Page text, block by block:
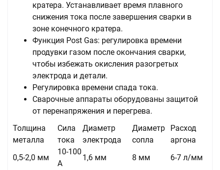
кратера. Устанавливает время плавного
снижения тока после завершения сварки в
зоне конечного кратера.
Функция Post Gas: регулировка времени
продувки газом после окончания сварки,
чтобы избежать окисления разогретых
электрода и детали.
Регулировка времени спада тока.
Сварочные аппараты оборудованы защитой
от перенапряжения и перегрева.
Толщина
металла
Сила
тока
Диаметр
электрода
Диаметр
сопла
Расход
аргона
0,5-2,0 мм
10-100
А
1,6 мм 8 мм 6-7 л/мм